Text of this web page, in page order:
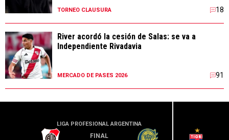
TORNEO CLAUSURA 18
River acordó la cesión de Salas: se va a
Independiente Rivadavia
MERCADO DE PASES 2026 91
LIGA PROFESIONAL ARGENTINA
FINAL